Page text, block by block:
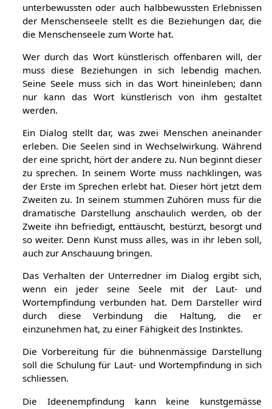
verblasst für das gewöhnliche Bewusstsein. Aber in den
unterbewussten oder auch halbbewussten Erlebnissen
der Menschenseele stellt es die Beziehungen dar, die
Wer durch das Wort künstlerisch offenbaren will, der
muss diese Beziehungen in sich lebendig machen.
Seine Seele muss sich in das Wort hineinleben; dann
nur kann das Wort künstlerisch von ihm gestaltet
Ein Dialog stellt dar, was zwei Menschen aneinander
erleben. Die Seelen sind in Wechselwirkung. Während
der eine spricht, hört der andere zu. Nun beginnt dieser
zu sprechen. In seinem Worte muss nachklingen, was
der Erste im Sprechen erlebt hat. Dieser hört jetzt dem
Zweiten zu. In seinem stummen Zuhören muss für die
dramatische Darstellung anschaulich werden, ob der
Zweite ihn befriedigt, enttäuscht, bestürzt, besorgt und
so weiter. Denn Kunst muss alles, was in ihr leben soll,
Das Verhalten der Unterredner im Dialog ergibt sich,
wenn ein jeder seine Seele mit der Laut- und
Wortempfindung verbunden hat. Dem Darsteller wird
durch diese Verbindung die Haltung, die er
Die Vorbereitung für die bühnenmässige Darstellung
soll die Schulung für Laut- und Wortempfindung in sich